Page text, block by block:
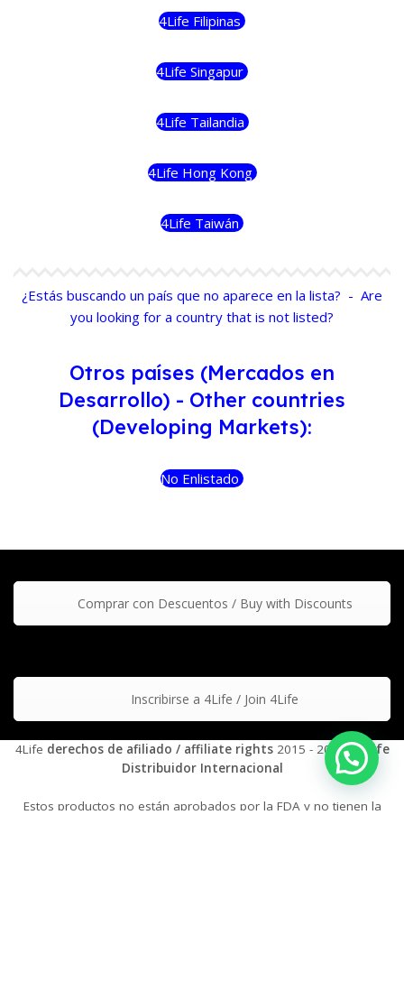
4Life Filipinas
4Life Singapur
4Life Tailandia
4Life Hong Kong
4Life Taiwán
¿Estás buscando un país que no aparece en la lista? - Are
you looking for a country that is not listed?
Otros países (Mercados en
Desarrollo) - Other countries
(Developing Markets):
No Enlistado
Comprar con Descuentos / Buy with Discounts
Inscribirse a 4Life / Join 4Life
4Life derechos de afiliado / affiliate rights 2015 - 2026 |4Life
Distribuidor Internacional
Estos productos no están aprobados por la FDA y no tienen la